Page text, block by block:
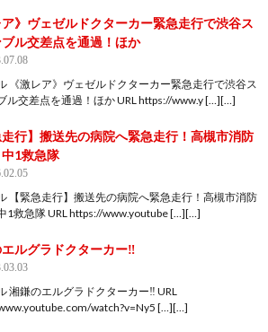
ア》ヴェゼルドクターカー緊急走行で渋谷ス
ル交差点を通過！ほか
《激レア》ヴェゼルドクターカー緊急走行で渋谷ス
ル交差点を通過！ほか URL https://www.y […][…]
走行】搬送先の病院へ緊急走行！高槻市消防
1救急隊
【緊急走行】搬送先の病院へ緊急走行！高槻市消防
救急隊 URL https://www.youtube […][…]
ルグラドクターカー‼️
湘鎌のエルグラドクターカー‼️ URL
watch?v=Ny5 […][…]